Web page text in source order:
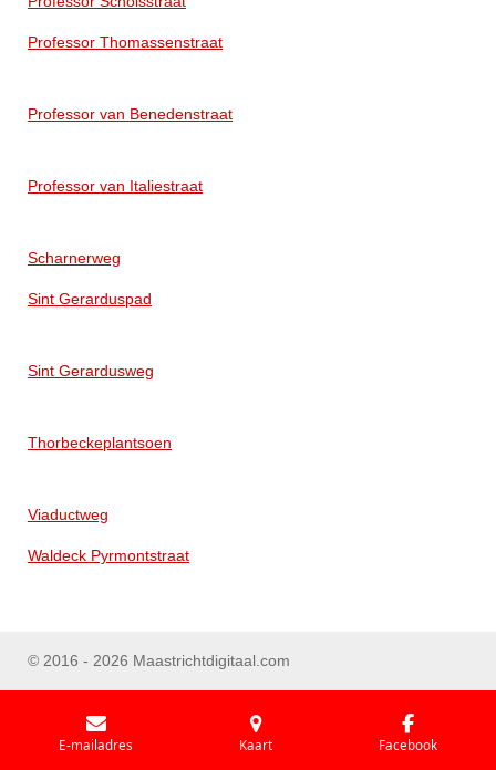
Professor Thomassenstraat
Professor van Benedenstraat
Professor van Italiestraat
Scharnerweg
Sint Gerarduspad
Sint Gerardusweg
Thorbeckeplantsoen
Viaductweg
Waldeck Pyrmontstraat
© 2016 - 2026 Maastrichtdigitaal.com
E-mailadres Kaart Facebook